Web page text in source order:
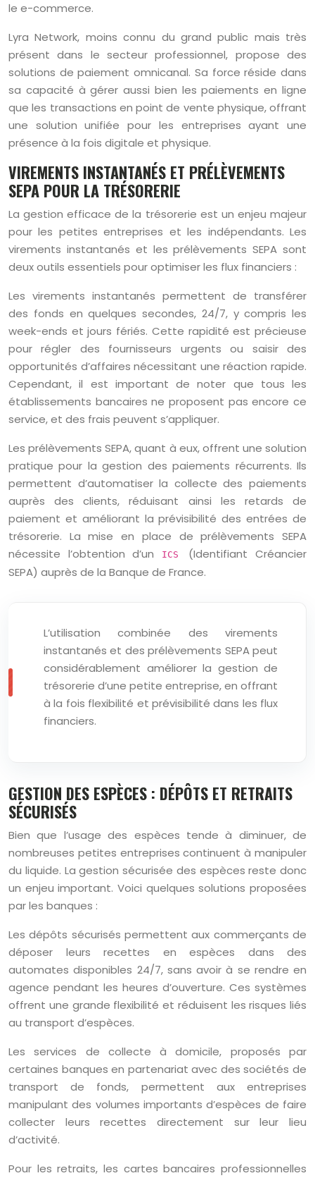
le e-commerce.
Lyra Network, moins connu du grand public mais très
présent dans le secteur professionnel, propose des
solutions de paiement omnicanal. Sa force réside dans
sa capacité à gérer aussi bien les paiements en ligne
que les transactions en point de vente physique, offrant
une solution unifiée pour les entreprises ayant une
présence à la fois digitale et physique.
VIREMENTS INSTANTANÉS ET PRÉLÈVEMENTS
SEPA POUR LA TRÉSORERIE
La gestion efficace de la trésorerie est un enjeu majeur
pour les petites entreprises et les indépendants. Les
virements instantanés et les prélèvements SEPA sont
deux outils essentiels pour optimiser les flux financiers :
Les virements instantanés permettent de transférer
des fonds en quelques secondes, 24/7, y compris les
week-ends et jours fériés. Cette rapidité est précieuse
pour régler des fournisseurs urgents ou saisir des
opportunités d’affaires nécessitant une réaction rapide.
Cependant, il est important de noter que tous les
établissements bancaires ne proposent pas encore ce
service, et des frais peuvent s’appliquer.
Les prélèvements SEPA, quant à eux, offrent une solution
pratique pour la gestion des paiements récurrents. Ils
permettent d’automatiser la collecte des paiements
auprès des clients, réduisant ainsi les retards de
paiement et améliorant la prévisibilité des entrées de
trésorerie. La mise en place de prélèvements SEPA
nécessite l’obtention d’un
ICS (Identifiant Créancier
SEPA) auprès de la Banque de France.
L’utilisation combinée des virements
instantanés et des prélèvements SEPA peut
considérablement améliorer la gestion de
trésorerie d’une petite entreprise, en offrant
à la fois flexibilité et prévisibilité dans les flux
financiers.
GESTION DES ESPÈCES : DÉPÔTS ET RETRAITS
SÉCURISÉS
Bien que l’usage des espèces tende à diminuer, de
nombreuses petites entreprises continuent à manipuler
du liquide. La gestion sécurisée des espèces reste donc
un enjeu important. Voici quelques solutions proposées
par les banques :
Les dépôts sécurisés permettent aux commerçants de
déposer leurs recettes en espèces dans des
automates disponibles 24/7, sans avoir à se rendre en
agence pendant les heures d’ouverture. Ces systèmes
offrent une grande flexibilité et réduisent les risques liés
au transport d’espèces.
Les services de collecte à domicile, proposés par
certaines banques en partenariat avec des sociétés de
transport de fonds, permettent aux entreprises
manipulant des volumes importants d’espèces de faire
collecter leurs recettes directement sur leur lieu
d’activité.
Pour les retraits, les cartes bancaires professionnelles